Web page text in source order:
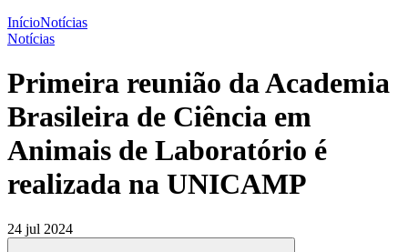
InícioNotícias
Notícias
Primeira reunião da Academia
Brasileira de Ciência em
Animais de Laboratório é
realizada na UNICAMP
24 jul 2024